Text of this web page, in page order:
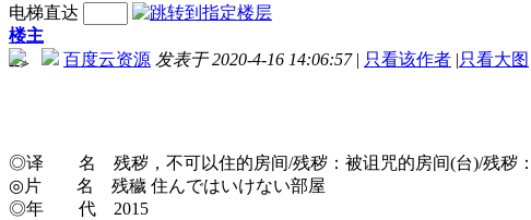
电梯直达
楼主
百度云资源 发表于 2020-4-16 14:06:57 | 只看该作者 |只看大图
-->
◎译 名 残秽，不可以住的房间/残秽：被诅咒的房间(台)/残秽：
◎片 名 残穢 住んではいけない部屋
◎年 代 2015